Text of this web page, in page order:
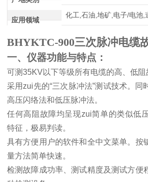
应用领域
化工,石油,地矿,电子/电池,
BHYKTC-900三次脉冲电缆
一、仪器功能与特点：
可测35KV以下等级所有电缆的高、低阻
采用zui先的“三次脉冲法”测试技术。同
高压闪络法和低压脉冲法。
任何高阻故障均呈现zui简单的类似低
特征，极易判读。
具有方便用户的软件和全中文菜单。按
量方法简单快速。
检测故障成功率、测试精度及测试方便